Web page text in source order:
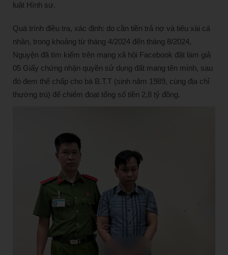
luật Hình sự.
Quá trình điều tra, xác định: do cần tiền trả nợ và tiêu xài cá
nhân, trong khoảng từ tháng 4/2024 đến tháng 8/2024,
Nguyện đã tìm kiếm trên mạng xã hội Facebook đặt làm giả
05 Giấy chứng nhận quyền sử dụng đất mang tên mình, sau
đó đem thế chấp cho bà B.T.T (sinh năm 1989, cùng địa chỉ
thường trú) để chiếm đoạt tổng số tiền 2,8 tỷ đồng.